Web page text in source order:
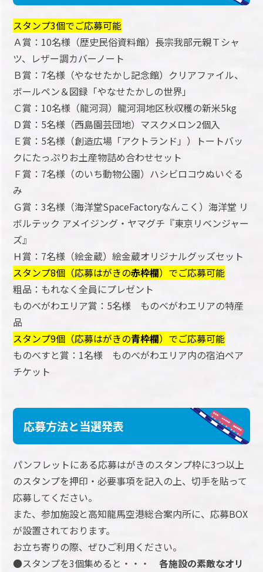
スタンプ3個でご応募可能
Ａ賞：10名様（歴史民俗資料館）長宗我部元親Ｔシャ
ツ、レザー調カバーノート
Ｂ賞：7名様（やなせたかし記念館）クリアファイル、
ボールペン＆図録「やなせたかしの世界」
Ｃ賞：10名様（龍河洞）龍河洞地区秋収穫の新米5kg
Ｄ賞：5名様（西島園芸団地）マスクメロン2個入
Ｅ賞：5名様（創造広場「アクトランド」）トートバッ
クにたっぷりお土産物詰め合わせセット
Ｆ賞：7名様（のいち動物公園）ハシビロコウぬいぐる
み
Ｇ賞：3名様（海洋堂SpaceFactoryなんこく）海洋堂 リ
ボルテック アメイジング・ヤマグチ『東京リベンジャー
ズ』
Ｈ賞：7名様（絵金蔵）絵金蔵オリジナルグッズセット
スタンプ8個（応募はがきの赤枠欄）でご応募可能
粗品：もれなく全員にプレゼント
ものべがわエリア賞：5名様 ものべがわエリアの特産
品
スタンプ9個（応募はがきの青枠欄）でご応募可能
ものべすと賞：1名様 ものべがわエリア内の宿泊ペア
チケット
応募方法と当選発表
パンフレットにある応募はがきのスタンプ枠に3つ以上
のスタンプを押印・必要事項を記入の上、切手を貼って
応募してください。
また、参加施設と高知龍馬空港総合案内所に、応募BOX
が設置されております。
お立ち寄りの際、ぜひご利用ください。
●スタンプを3個集めると・・・各施設の素敵なオリ